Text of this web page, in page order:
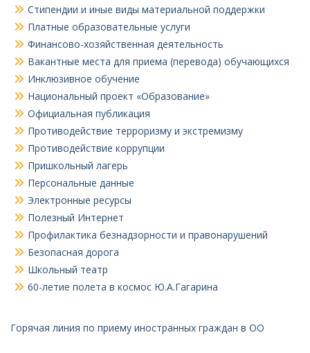
Стипендии и иные виды материальной поддержки
Платные образовательные услуги
Финансово-хозяйственная деятельность
Вакантные места для приема (перевода) обучающихся
Инклюзивное обучение
Национальный проект «Образование»
Официальная публикация
Противодействие терроризму и экстремизму
Противодействие коррупции
Пришкольный лагерь
Персональные данные
Электронные ресурсы
Полезный Интернет
Профилактика безнадзорности и правонарушений
Безопасная дорога
Школьный театр
60-летие полета в космос Ю.А.Гагарина
Горячая линия по приему иностранных граждан в ОО